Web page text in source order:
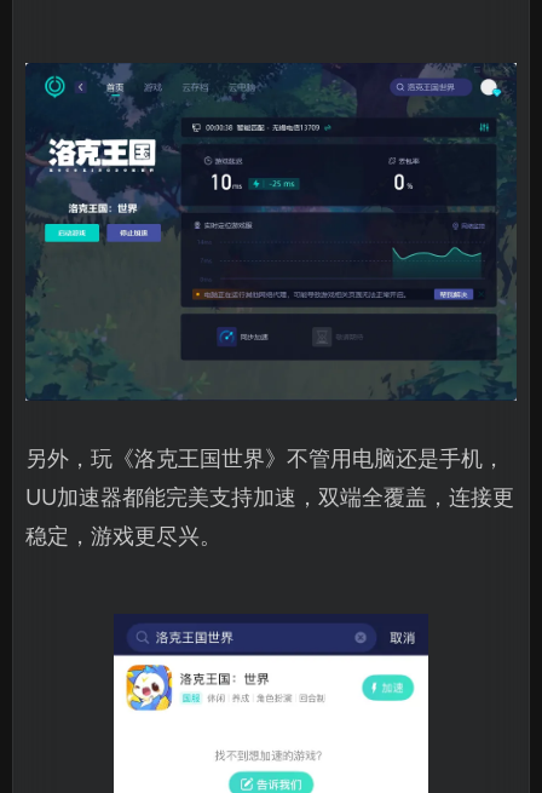
另外，玩《洛克王国世界》不管用电脑还是手机，
UU加速器都能完美支持加速，双端全覆盖，连接更
稳定，游戏更尽兴。